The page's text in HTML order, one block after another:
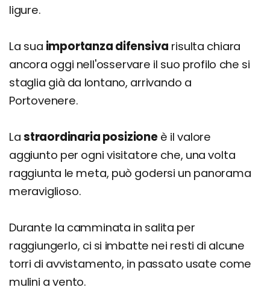
ligure.
La sua importanza difensiva risulta chiara
ancora oggi nell'osservare il suo profilo che si
staglia già da lontano, arrivando a
Portovenere.
La straordinaria posizioneè il valore
aggiunto per ogni visitatore che, una volta
raggiunta le meta, può godersi un panorama
meraviglioso.
Durante la camminata in salita per
raggiungerlo, ci si imbatte nei resti di alcune
torri di avvistamento, in passato usate come
mulini a vento.